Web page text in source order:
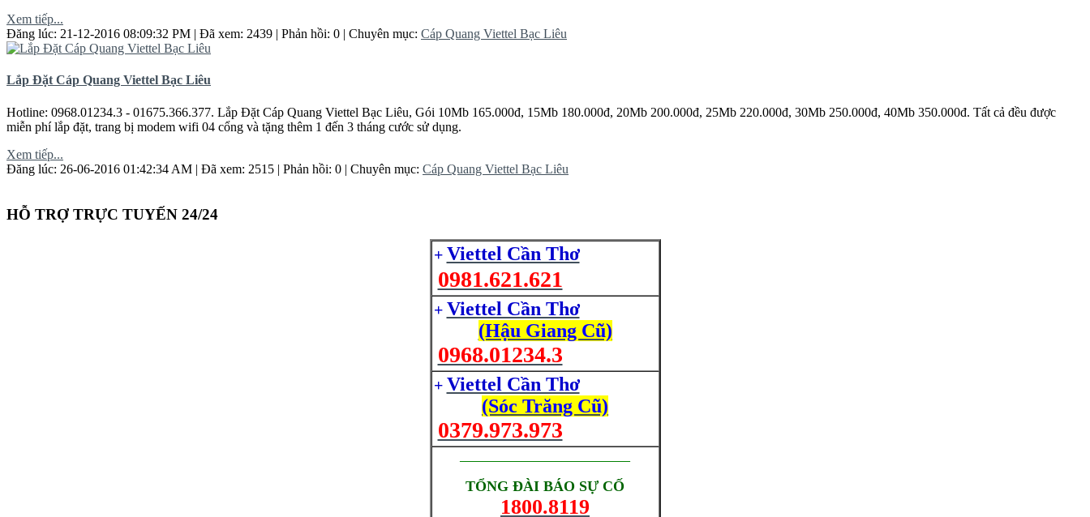
Xem tiếp...
Đăng lúc: 21-12-2016 08:09:32 PM | Đã xem: 2439 | Phản hồi: 0 | Chuyên mục: Cáp Quang Viettel Bạc Liêu
Lắp Đặt Cáp Quang Viettel Bạc Liêu
Hotline: 0968.01234.3 - 01675.366.377. Lắp Đặt Cáp Quang Viettel Bạc Liêu, Gói 10Mb 165.000đ, 15Mb 180.000đ, 20Mb 200.000đ, 25Mb 220.000đ, 30Mb 250.000đ, 40Mb 350.000đ. Tất cả đều được
miễn phí lắp đặt, trang bị modem wifi 04 cổng và tặng thêm 1 đến 3 tháng cước sử dụng.
Xem tiếp...
Đăng lúc: 26-06-2016 01:42:34 AM | Đã xem: 2515 | Phản hồi: 0 | Chuyên mục: Cáp Quang Viettel Bạc Liêu
HỖ TRỢ TRỰC TUYẾN 24/24
+ Viettel Cần Thơ
0981.621.621
+ Viettel Cần Thơ
(Hậu Giang Cũ)
0968.01234.3
+ Viettel Cần Thơ
(Sóc Trăng Cũ)
0379.973.973
TỔNG ĐÀI BÁO SỰ CỐ
1800.8119